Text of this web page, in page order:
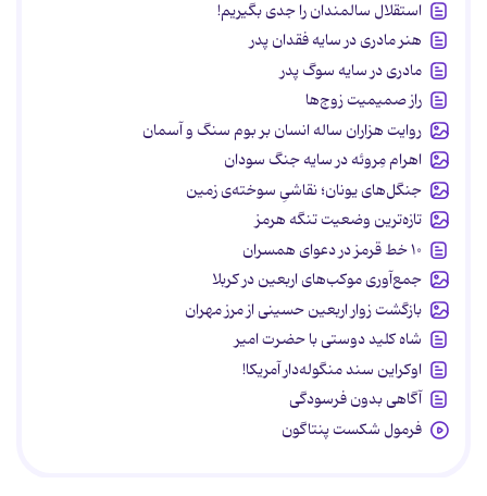
استقلال سالمندان را جدی بگیریم!
هنر مادری در سایه‌ فقدان پدر
مادری در سایه سوگ پدر
راز صمیمیت زوج‌ها
روایت هزاران ساله انسان بر بوم سنگ و آسمان
اهرام مِروئه در سایه جنگ سودان
جنگل‌های یونان؛ نقاشیِ سوخته‌ی زمین
تازه‌ترین وضعیت تنگه هرمز
۱۰ خط قرمز در دعوای همسران
جمع‌آوری موکب‌های اربعین در کربلا
بازگشت زوار اربعین حسینی از مرز مهران
شاه کلید دوستی با حضرت امیر
اوکراین سند منگوله‌دار آمریکا!
آگاهی بدون فرسودگی
فرمول شکست پنتاگون